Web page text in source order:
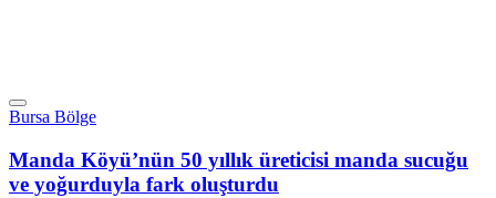
Bursa Bölge
Manda Köyü’nün 50 yıllık üreticisi manda sucuğu
ve yoğurduyla fark oluşturdu